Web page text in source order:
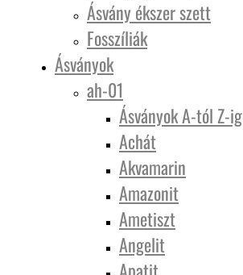
Ásvány ékszer szett
Fosszíliák
Ásványok
ah-01
Ásványok A-tól Z-ig
Achát
Akvamarin
Amazonit
Ametiszt
Angelit